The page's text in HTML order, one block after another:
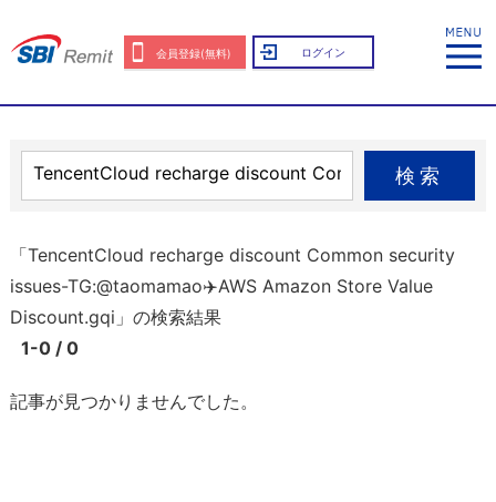
会員登録(無料) ログイン
検索
「TencentCloud recharge discount Common security
issues-TG:@taomamao✈️AWS Amazon Store Value
Discount.gqi」の検索結果
1-0 / 0
記事が見つかりませんでした。